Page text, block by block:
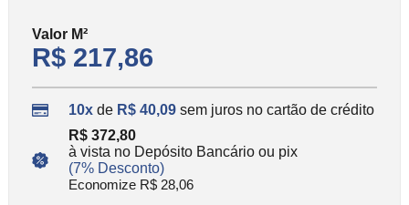
Valor M²
R$ 217,86
10xde R$ 40,09 sem juros no cartão de crédito
R$ 372,80
à vista no Depósito Bancário ou pix
(7% Desconto)
Economize R$ 28,06